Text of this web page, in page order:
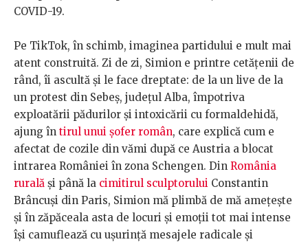
COVID-19.
Pe TikTok, în schimb, imaginea partidului e mult mai
atent construită. Zi de zi, Simion e printre cetățenii de
rând, îi ascultă și le face dreptate: de la un live de la
un protest din Sebeș, județul Alba, împotriva
exploatării pădurilor și intoxicării cu formaldehidă,
ajung în tirul unui șofer român, care explică cum e
afectat de cozile din vămi după ce Austria a blocat
intrarea României în zona Schengen. Din România
rurală și până la cimitirul sculptorului Constantin
Brâncuși din Paris, Simion mă plimbă de mă amețește
și în zăpăceala asta de locuri și emoții tot mai intense
își camuflează cu ușurință mesajele radicale și